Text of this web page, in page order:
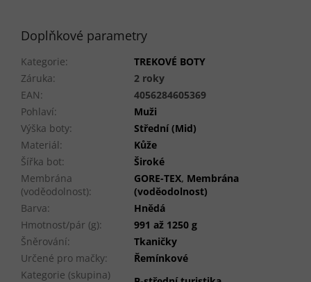
Doplňkové parametry
Kategorie:
TREKOVÉ BOTY
Záruka:
2 roky
EAN:
4056284605369
Pohlaví:
Muži
Výška boty:
Střední (Mid)
Materiál:
Kůže
Šířka bot:
Široké
Membrána
(voděodolnost):
GORE-TEX, Membrána
(voděodolnost)
Barva:
Hnědá
Hmotnost/pár (g):
991 až 1250 g
Šněrování:
Tkaničky
Určené pro mačky:
Řemínkové
Kategorie (skupina)